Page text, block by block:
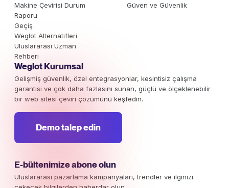
Makine Çevirisi Durum
Raporu
Geçiş
Weglot Alternatifleri
Uluslararası Uzman
Rehberi
Güven ve Güvenlik
Weglot Kurumsal
Gelişmiş güvenlik, özel entegrasyonlar, kesintisiz çalışma
garantisi ve çok daha fazlasını sunan, güçlü ve ölçeklenebilir
bir web sitesi çeviri çözümünü keşfedin.
Demo talep edin
E-bültenimize abone olun
Uluslararası pazarlama kampanyaları, trendler ve ilginizi